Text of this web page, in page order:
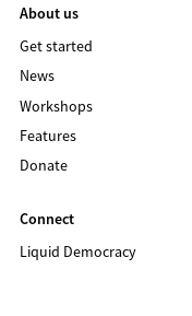
About us
Get started
News
Workshops
Features
Donate
Connect
Liquid Democracy